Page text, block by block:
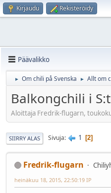
Kirjaudu Rekisteröidy
Päävalikko
► Om chili på Svenska ► Allt om
Balkongchili i
Aloittaja Fredrik-flugarn,
SIIRRY ALAS Sivuja 1 2
Fredrik-flugarn
heinäkuu 18, 2015, 22:50:19 IP